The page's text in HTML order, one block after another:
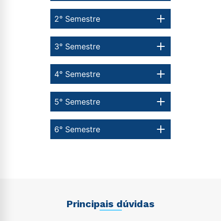
6° Semestre
5° Semestre
4° Semestre
3° Semestre
2° Semestre
Principais dúvidas